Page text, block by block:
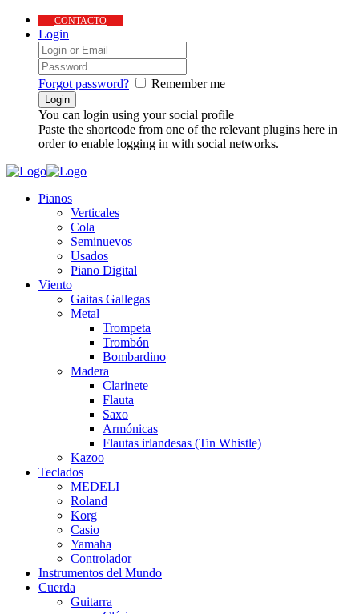
CONTACTO
Login
Forgot password? Remember me
You can login using your social profile
Paste the shortcode from one of the relevant plugins here in
order to enable logging in with social networks.
Pianos
Verticales
Cola
Seminuevos
Usados
Piano Digital
Viento
Gaitas Gallegas
Metal
Trompeta
Trombón
Bombardino
Madera
Clarinete
Flauta
Saxo
Armónicas
Flautas irlandesas (Tin Whistle)
Kazoo
Teclados
MEDELI
Roland
Korg
Casio
Yamaha
Controlador
Instrumentos del Mundo
Cuerda
Guitarra